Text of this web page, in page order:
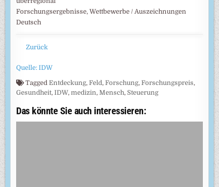
Forschungsergebnisse, Wettbewerbe / Auszeichnungen
Deutsch
Zurück
Quelle: IDW
TaggedEntdeckung,Feld,Forschung,Forschungspreis,
Gesundheit,IDW,medizin, Mensch, Steuerung
Das könnte Sie auch interessieren: